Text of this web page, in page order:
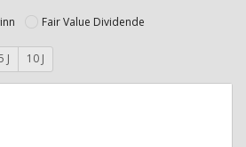
Fair Value Dividende
J 10 J